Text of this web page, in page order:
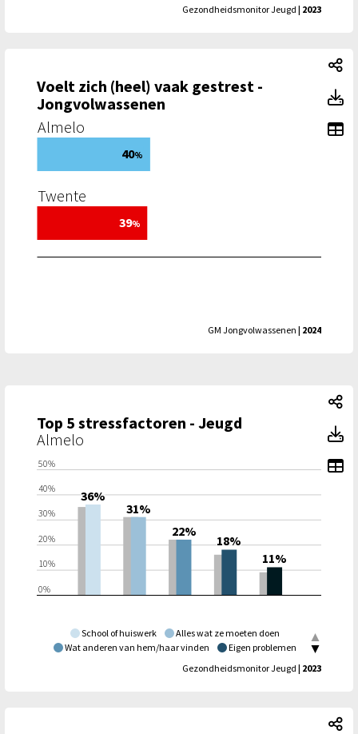
Gezondheidsmonitor Jeugd | 2023
Voelt zich (heel) vaak gestrest -
Jongvolwassenen
Twente
Almelo
39%
40%
GM Jongvolwassenen | 2024
Top 5 stressfactoren - Jeugd
Almelo
School of huiswerk
Alles wat ze moeten doen
Wat anderen van hem/haar vinden
Eigen problemen
0%
10%
20%
30%
40%
50%
36%
31%
22%
18%
11%
Gezondheidsmonitor Jeugd | 2023